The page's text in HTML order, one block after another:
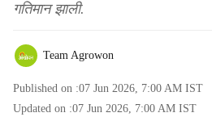
गतिमान झाली.
Team Agrowon
Published on :07 Jun 2026, 7:00 AM IST
Updated on :07 Jun 2026, 7:00 AM IST